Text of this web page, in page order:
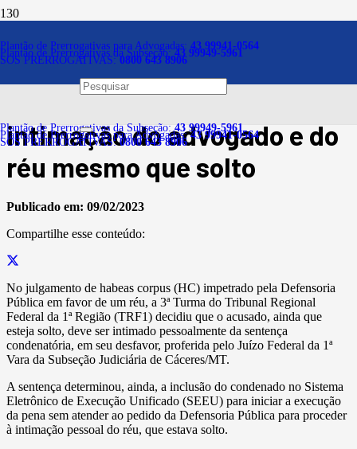
Plantão de Prerrogativas para Advogadas: 43 99941-0564
Plantão de Prerrogativas da Subseção:43 99949-5961
SOS PRERROGATIVAS:0800 643 8906
Plantão de Prerrogativas da Subseção:43 99949-5961
Plantão de Prerrogativas para Advogadas:43 99941-0564
SOS PRERROGATIVAS:0800 643 8906
Em caso de sentença
condenatória é necessária a
intimação do advogado e do
réu mesmo que solto
Publicado em: 09/02/2023
Compartilhe esse conteúdo:
No julgamento de habeas corpus (HC) impetrado pela Defensoria
Pública em favor de um réu, a 3ª Turma do Tribunal Regional
Federal da 1ª Região (TRF1) decidiu que o acusado, ainda que
esteja solto, deve ser intimado pessoalmente da sentença
condenatória, em seu desfavor, proferida pelo Juízo Federal da 1ª
Vara da Subseção Judiciária de Cáceres/MT.
A sentença determinou, ainda, a inclusão do condenado no Sistema
Eletrônico de Execução Unificado (SEEU) para iniciar a execução
da pena sem atender ao pedido da Defensoria Pública para proceder
à intimação pessoal do réu, que estava solto.